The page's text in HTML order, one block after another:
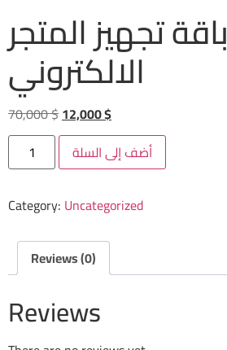
باقة تجهيز المتجر
الالكتروني
70,000$12,000$
أضف إلى السلة
Category: Uncategorized
Reviews (0)
Reviews